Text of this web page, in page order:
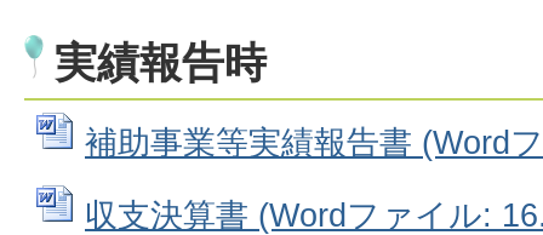
実績報告時
補助事業等実績報告書 (Word
収支決算書 (Wordファイル: